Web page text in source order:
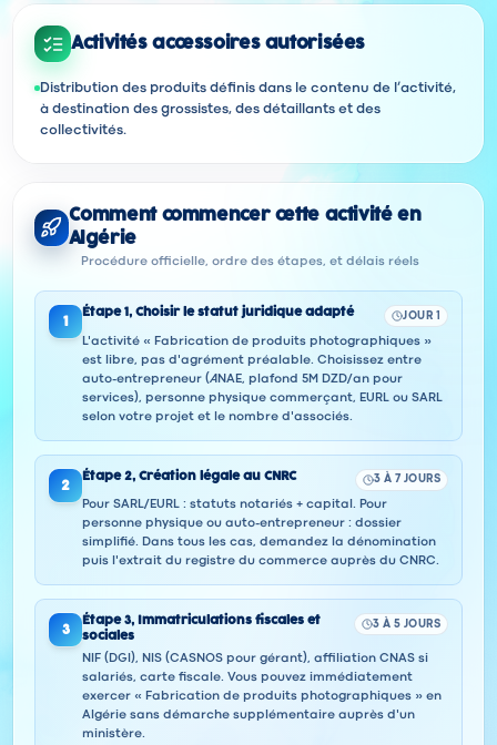
Activités accessoires autorisées
Distribution des produits définis dans le contenu de l’activité,
à destination des grossistes, des détaillants et des
collectivités.
Comment commencer cette activité en
Algérie
Procédure officielle, ordre des étapes, et délais réels
1
Étape 1, Choisir le statut juridique adapté JOUR 1
L'activité « Fabrication de produits photographiques »
est libre, pas d'agrément préalable. Choisissez entre
auto-entrepreneur (ANAE, plafond 5M DZD/an pour
services), personne physique commerçant, EURL ou SARL
selon votre projet et le nombre d'associés.
2
Étape 2, Création légale au CNRC 3 À 7 JOURS
Pour SARL/EURL : statuts notariés + capital. Pour
personne physique ou auto-entrepreneur : dossier
simplifié. Dans tous les cas, demandez la dénomination
puis l'extrait du registre du commerce auprès du CNRC.
3
Étape 3,
Immatriculations fiscales et
sociales
3 À 5 JOURS
NIF (DGI), NIS (CASNOS pour gérant), affiliation CNAS si
salariés, carte fiscale. Vous pouvez immédiatement
exercer « Fabrication de produits photographiques » en
Algérie sans démarche supplémentaire auprès d'un
ministère.